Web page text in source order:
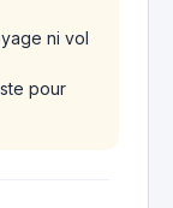
ni vol
pour